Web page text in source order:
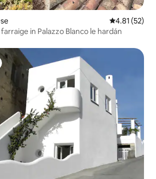
Meánrátáil
4.81 (52)
in Palazzo Blanco le hardán